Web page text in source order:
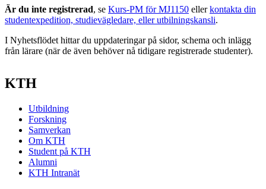
Är du inte registrerad, se Kurs-PM för MJ1150 ellerkontakta din
studentexpedition, studievägledare, eller utbilningskansli.
I Nyhetsflödet hittar du uppdateringar på sidor, schema och inlägg
från lärare (när de även behöver nå tidigare registrerade studenter).
KTH
Utbildning
Forskning
Samverkan
Om KTH
Student på KTH
Alumni
KTH Intranät